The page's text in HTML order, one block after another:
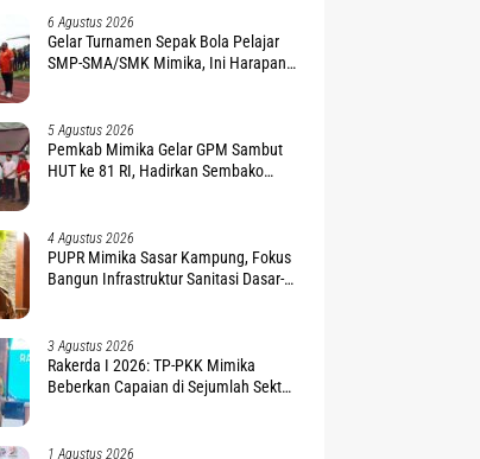
6 Agustus 2026
Gelar Turnamen Sepak Bola Pelajar
SMP-SMA/SMK Mimika, Ini Harapan
5 Agustus 2026
Pemkab Mimika Gelar GPM Sambut
HUT ke 81 RI, Hadirkan Sembako
4 Agustus 2026
PUPR Mimika Sasar Kampung, Fokus
Bangun Infrastruktur Sanitasi Dasar-
3 Agustus 2026
Rakerda I 2026: TP-PKK Mimika
Beberkan Capaian di Sejumlah Sektor
1 Agustus 2026